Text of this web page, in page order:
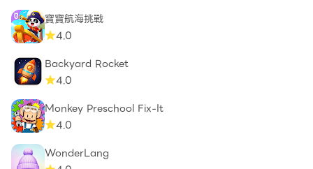
寶寶航海挑戰
4.0
Backyard Rocket
4.0
Monkey Preschool Fix-It
4.0
WonderLang